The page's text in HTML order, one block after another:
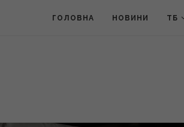
ГОЛОВНА НОВИНИ ТБ